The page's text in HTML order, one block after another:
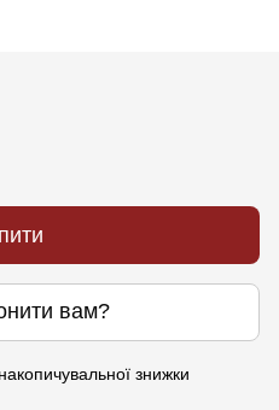
вам?
знижки